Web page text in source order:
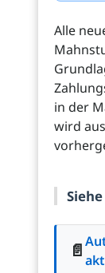
Alle
in der
wird
📄